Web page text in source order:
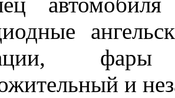
фары
и